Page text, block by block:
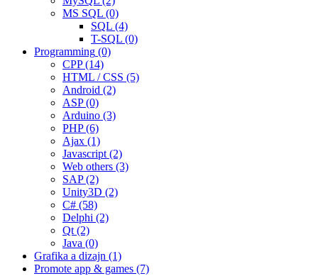
MS SQL (0)
SQL (4)
T-SQL (0)
Programming (0)
CPP(14)
HTML / CSS (5)
Android (2)
ASP(0)
Arduino (3)
PHP(6)
Ajax (1)
Javascript (2)
Web others (3)
SAP(2)
Unity3D (2)
C# (58)
Delphi (2)
Qt (2)
Java (0)
Grafika a dizajn (1)
Promote app & games (7)